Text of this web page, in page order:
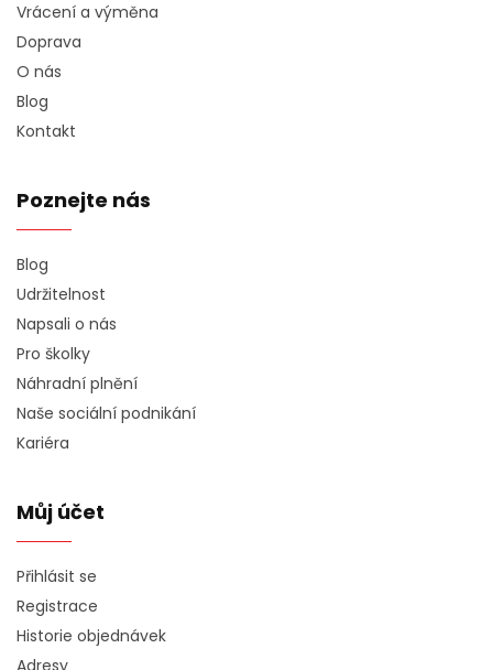
Vrácení a výměna
Doprava
O nás
Blog
Kontakt
Poznejte nás
Blog
Udržitelnost
Napsali o nás
Pro školky
Náhradní plnění
Naše sociální podnikání
Kariéra
Můj účet
Přihlásit se
Registrace
Historie objednávek
Adresy